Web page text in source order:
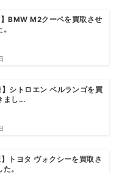
】BMW M2クーペを買取させ
】シトロエン ベルランゴを買
まし...
】トヨタ ヴォクシーを買取さ
。